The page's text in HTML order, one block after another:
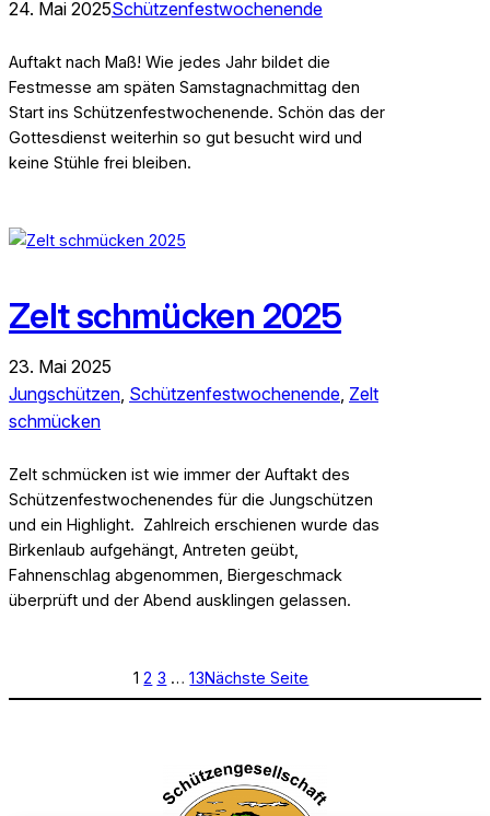
24. Mai 2025Schützenfestwochenende
Auftakt nach Maß! Wie jedes Jahr bildet die
Festmesse am späten Samstagnachmittag den
Start ins Schützenfestwochenende. Schön das der
Gottesdienst weiterhin so gut besucht wird und
keine Stühle frei bleiben.
Zelt schmücken 2025
23. Mai 2025
Jungschützen Schützenfestwochenende Zelt
schmücken
Zelt schmücken ist wie immer der Auftakt des
Schützenfestwochenendes für die Jungschützen
und ein Highlight. Zahlreich erschienen wurde das
Birkenlaub aufgehängt, Antreten geübt,
Fahnenschlag abgenommen, Biergeschmack
überprüft und der Abend ausklingen gelassen.
1 2 3 … 13Nächste Seite